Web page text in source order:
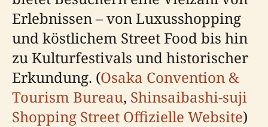
Erlebnissen – von Luxusshopping
und köstlichem Street Food bis hin
zu Kulturfestivals und historischer
Erkundung. (Osaka Convention &
Tourism Bureau, Shinsaibashi-suji
Shopping Street Offizielle Website)